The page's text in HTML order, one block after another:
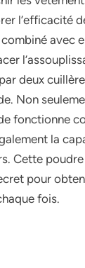
l’e­fficacité
avec
deux
Non
fonctionne
la
Cette­
pour
fois.